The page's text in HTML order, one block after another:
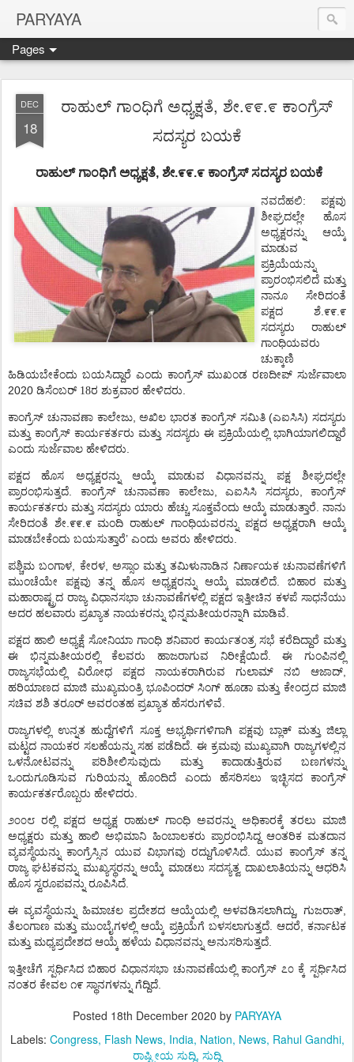
PARYAYA
Pages
DEC
18
ರಾಹುಲ್ ಗಾಂಧಿಗೆ ಅಧ್ಯಕ್ಷತೆ, ಶೇ.೯೯.೯ ಕಾಂಗ್ರೆಸ್
ಸದಸ್ಯರ ಬಯಕೆ
ರಾಹುಲ್ ಗಾಂಧಿಗೆ ಅಧ್ಯಕ್ಷತೆ, ಶೇ.೯೯.೯ ಕಾಂಗ್ರೆಸ್ ಸದಸ್ಯರ ಬಯಕೆ
ನವದೆಹಲಿ: ಪಕ್ಷವು
ಶೀಘ್ರದಲ್ಲೇ
ಹೊಸ
ಅಧ್ಯಕ್ಷರನ್ನು
ಆಯ್ಕೆ
ಮಾಡುವ
ಪ್ರಕ್ರಿಯೆಯನ್ನು
ಪ್ರಾರಂಭಿಸಲಿದೆ ಮತ್ತು
ನಾನೂ
ಸೇರಿದಂತೆ
ಪಕ್ಷದ
ಶೆ ೯೯ ೯
ಸದಸ್ಯರು
ರಾಹುಲ್
ಗಾಂಧಿಯವರು
ಚುಕ್ಕಾಣಿ
ಹಿಡಿಯಬೇಕೆಂದು ಬಯಸಿದ್ದಾರೆ ಎಂದು ಕಾಂಗ್ರೆಸ್ ಮುಖಂಡ ರಣದೀಪ್ ಸುರ್ಜೆವಾಲಾ
2020 ಡಿಸೆಂಬರ್ 18ರ ಶುಕ್ರವಾರ ಹೇಳಿದರು
ಕಾಂಗ್ರೆಸ್ ಚುನಾವಣಾ ಕಾಲೇಜು,ಅಖಿಲ ಭಾರತ ಕಾಂಗ್ರೆಸ್ ಸಮಿತಿ(ಎಐಸಿಸಿ) ಸದಸ್ಯರು
ಮತ್ತು ಕಾಂಗ್ರೆಸ್ ಕಾರ್ಯಕರ್ತರು ಮತ್ತು ಸದಸ್ಯರು ಈ ಪ್ರಕ್ರಿಯೆಯಲ್ಲಿ ಭಾಗಿಯಾಗಲಿದ್ದಾರೆ
ಎಂದು ಸುರ್ಜೆವಾಲ ಹೇಳಿದರು
ಪಕ್ಷದ ಹೊಸ ಅಧ್ಯಕ್ಷರನ್ನು ಆಯ್ಕೆ ಮಾಡುವ ವಿಧಾನವನ್ನು ಪಕ್ಷ
ಶೀಘ್ರದಲ್ಲೇ
ಪ್ರಾರಂಭಿಸುತ್ತದೆ
ಕಾಂಗ್ರೆಸ್ ಚುನಾವಣಾ ಕಾಲೇಜು, ಎಐಸಿಸಿ ಸದಸ್ಯರು
ಕಾಂಗ್ರೆಸ್
ಕಾರ್ಯಕರ್ತರು ಮತ್ತು ಸದಸ್ಯರು ಯಾರು ಹೆಚ್ಚು ಸೂಕ್ತವೆಂದು ಆಯ್ಕೆ ಮಾಡುತ್ತಾರೆ ನಾನು
ಸೇರಿದಂತೆ ಶೇ ೯೯. ೯ ಮಂದಿ ರಾಹುಲ್ ಗಾಂಧಿಯವರನ್ನು ಪಕ್ಷದ ಅಧ್ಯಕ್ಷರಾಗಿ
ಆಯ್ಕೆ
ಮಾಡಬೇಕೆಂದು ಬಯಸುತ್ತಾರೆ’ ಎಂದು ಅವರು ಹೇಳಿದರು
ಪಶ್ಚಿಮ ಬಂಗಾಳ ಕೇರಳ, ಅಸ್ಸಾಂ ಮತ್ತು ತಮಿಳುನಾಡಿನ ನಿರ್ಣಾಯಕ ಚುನಾವಣೆಗಳಿಗೆ
ಮುಂಚೆಯೇ
ಪಕ್ಷವು ತನ್ನ ಹೊಸ ಅಧ್ಯಕ್ಷರನ್ನು ಆಯ್ಕೆ ಮಾಡಲಿದೆ ಬಿಹಾರ
ಮತ್ತು
ಮಹಾರಾಷ್ಟ್ರದ ರಾಜ್ಯ ವಿಧಾನಸಭಾ ಚುನಾವಣೆಗಳಲ್ಲಿ ಪಕ್ಷದ ಇತ್ತೀಚಿನ ಕಳಪೆ ಸಾಧನೆಯು
ಅದರ ಹಲವಾರು ಪ್ರಖ್ಯಾತ ನಾಯಕರನ್ನು ಭಿನ್ನಮತೀಯರನ್ನಾಗಿ ಮಾಡಿವೆ
ಪಕ್ಷದ ಹಾಲಿ ಅಧ್ಯಕ್ಷೆ ಸೋನಿಯಾ ಗಾಂಧಿ ಶನಿವಾರ ಕಾರ್ಯತಂತ್ರ ಸಭೆ ಕರೆದಿದ್ದಾರೆ ಮತ್ತು
ಈ
ಭಿನ್ನಮತೀಯರಲ್ಲಿ ಕೆಲವರು ಹಾಜರಾಗುವ ನಿರೀಕ್ಷೆಯಿದೆ.ಈ
ಗುಂಪಿನಲ್ಲಿ
ರಾಜ್ಯಸಭೆಯಲ್ಲಿ
ವಿರೋಧ ಪಕ್ಷದ ನಾಯಕರಾಗಿರುವ ಗುಲಾಮ್ ನಬಿ ಆಜಾದ್
ಹರಿಯಾಣದ ಮಾಜಿ ಮುಖ್ಯಮಂತ್ರಿ ಭೂಪಿಂದರ್ ಸಿಂಗ್ ಹೂಡಾ ಮತ್ತು ಕೇಂದ್ರದ ಮಾಜಿ
ಸಚಿವ ಶಶಿ ತರೂರ್ ಅವರಂತಹ ಪ್ರಖ್ಯಾತ ಹೆಸರುಗಳಿವೆ
ರಾಜ್ಯಗಳಲ್ಲಿ ಉನ್ನತ ಹುದ್ದೆಗಳಿಗೆ ಸೂಕ್ತ ಅಭ್ಯರ್ಥಿಗಳಿಗಾಗಿ ಪಕ್ಷವು ಬ್ಲಾಕ್ ಮತ್ತು ಜಿಲ್ಲಾ
ಮಟ್ಟದ ನಾಯಕರ ಸಲಹೆಯನ್ನು ಸಹ ಪಡೆದಿದೆ ಈ ಕ್ರಮವು ಮುಖ್ಯವಾಗಿ ರಾಜ್ಯಗಳಲ್ಲಿನ
ಒಳನೋಟವನ್ನು
ಪರಿಶೀಲಿಸುವುದು ಮತ್ತು ಕಾದಾಡುತ್ತಿರುವ
ಬಣಗಳನ್ನು
ಒಂದುಗೂಡಿಸುವ
ಗುರಿಯನ್ನು ಹೊಂದಿದೆ ಎಂದು ಹೆಸರಿಸಲು ಇಚ್ಛಿಸದ
ಕಾಂಗ್ರೆಸ್
ಕಾರ್ಯಕರ್ತರೊಬ್ಬರು ಹೇಳಿದರು
೨೦೦೮ ರಲ್ಲಿ ಪಕ್ಷದ ಅಧ್ಯಕ್ಷ ರಾಹುಲ್ ಗಾಂಧಿ ಅವರನ್ನು ಅಧಿಕಾರಕ್ಕೆ ತರಲು
ಮಾಜಿ
ಅಧ್ಯಕ್ಷರು ಮತ್ತು ಹಾಲಿ ಅಭಿಮಾನಿ ಹಿಂಬಾಲಕರು ಪ್ರಾರಂಭಿಸಿದ್ದ ಆಂತರಿಕ ಮತದಾನ
ವ್ಯವಸ್ಥೆಯನ್ನು ಕಾಂಗ್ರೆಸ್ಸಿನ ಯುವ ವಿಭಾಗವು ರದ್ದುಗೊಳಿಸಿದೆ .ಯುವ ಕಾಂಗ್ರೆಸ್ ತನ್ನ
ರಾಜ್ಯ ಘಟಕವನ್ನು ಮುಖ್ಯಸ್ಥರನ್ನು ಆಯ್ಕೆ ಮಾಡಲು ಸದಸ್ಯತ್ವ ದಾಖಲಾತಿಯನ್ನು ಆಧರಿಸಿ
ಹೊಸ ಸ್ವರೂಪವನ್ನು ರೂಪಿಸಿದೆ
ಈ ವ್ಯವಸ್ಥೆಯನ್ನು ಹಿಮಾಚಲ ಪ್ರದೇಶದ ಆಯ್ಕೆಯಲ್ಲಿ ಅಳವಡಿಸಲಾಗಿದ್ದು ಗುಜರಾತ್
ತೆಲಂಗಾಣ ಮತ್ತು ಮುಂಬೈಗಳಲ್ಲಿ ಆಯ್ಕೆ ಪ್ರಕ್ರಿಯೆಗೆ ಬಳಸಲಾಗುತ್ತದೆ. ಆದರೆ ,ಕರ್ನಾಟಕ
ಮತ್ತು ಮಧ್ಯಪ್ರದೇಶದ ಆಯ್ಕೆ ಹಳೆಯ ವಿಧಾನವನ್ನು ಅನುಸರಿಸುತ್ತದೆ
ಇತ್ತೀಚೆಗೆ ಸ್ಪರ್ಧಿಸಿದ ಬಿಹಾರ ವಿಧಾನಸಭಾ ಚುನಾವಣೆಯಲ್ಲಿ ಕಾಂಗ್ರೆಸ್ ೭೦ ಕ್ಕೆ ಸ್ಪರ್ಧಿಸಿದ
ನಂತರ ಕೇವಲ ೧೯ ಸ್ಥಾನಗಳನ್ನು ಗೆದ್ದಿದೆ
Posted 18th December 2020 by PARYAYA
Labels: Congress Flash News India Nation News Rahul Gandhi
ರಾಷ್ಟ್ರೀಯ ಸುದ್ದಿ ಸುದ್ದಿ